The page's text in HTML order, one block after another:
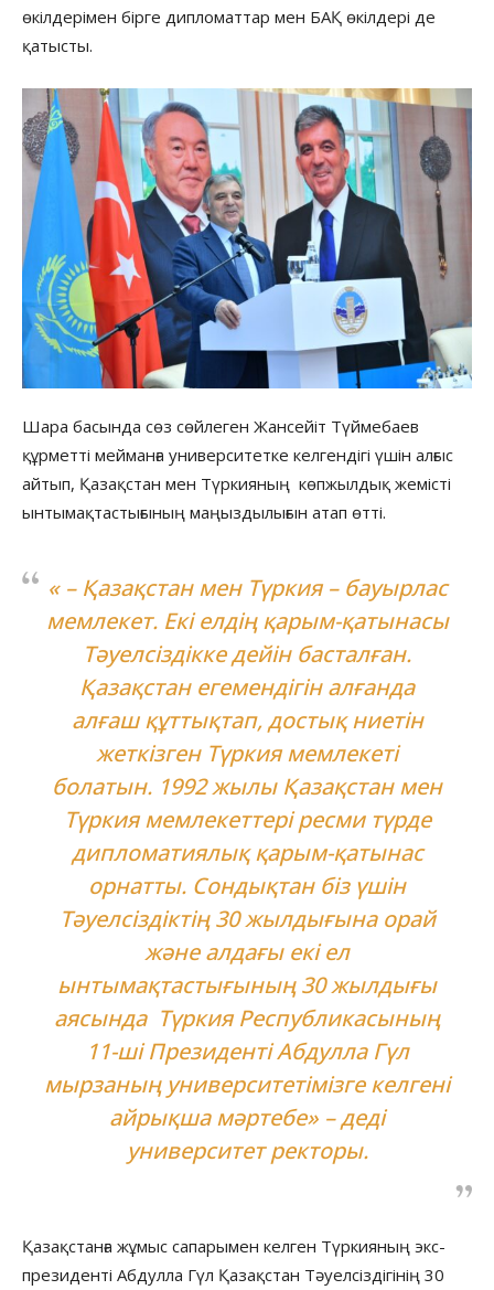
өкілдерімен бірге дипломаттар мен БАҚ өкілдері де
қатысты.
Шара басында сөз сөйлеген Жансейіт Түймебаев
құрметті мейманға университетке келгендігі үшін алғыс
айтып, Қазақстан мен Түркияның көпжылдық жемісті
ынтымақтастығының маңыздылығын атап өтті.
« – Қазақстан мен Түркия – бауырлас
мемлекет. Екі елдің қарым-қатынасы
Тәуелсіздікке дейін басталған.
Қазақстан егемендігін алғанда
алғаш құттықтап, достық ниетін
жеткізген Түркия мемлекеті
болатын. 1992 жылы Қазақстан мен
Түркия мемлекеттері ресми түрде
дипломатиялық қарым-қатынас
орнатты. Сондықтан біз үшін
Тәуелсіздіктің 30 жылдығына орай
және алдағы екі ел
ынтымақтастығының 30 жылдығы
аясында Түркия Республикасының
11-ші Президенті Абдулла Гүл
мырзаның университетімізге келгені
айрықша мәртебе» – деді
университет ректоры.
Қазақстанға жұмыс сапарымен келген Түркияның экс-
президенті Абдулла Гүл Қазақстан Тәуелсіздігінің 30